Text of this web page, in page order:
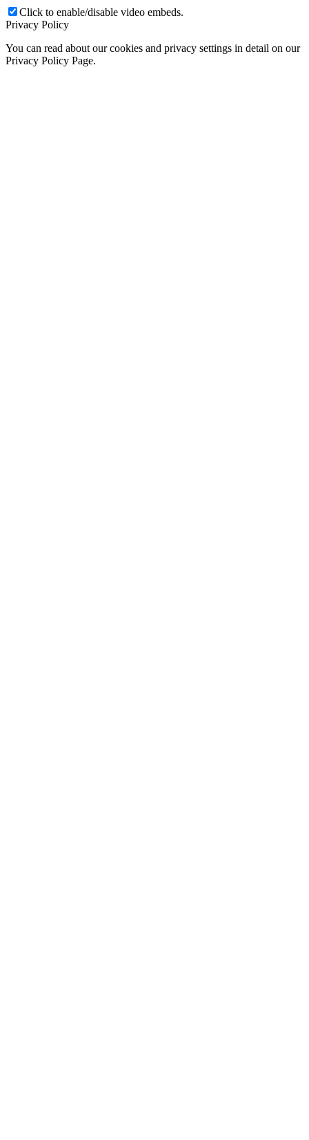
Click to enable/disable video embeds.
Privacy Policy
You can read about our cookies and privacy settings in detail on our
Privacy Policy Page.